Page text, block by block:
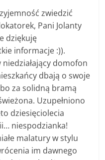
zwiedzić
Pani Jolanty
dziękuję
informacje :)).
domofon
dbają o swoje
za solidną bramą
Uzupełniono
dziesięciolecia
niespodzianka!
malatury w stylu
im dawnego